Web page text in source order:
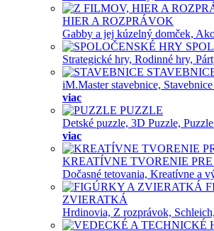
HIER A ROZPRÁVOK
Gabby a jej kúzelný domček,
Strategické hry, Rodinné hry,
iM.Master stavebnice,
viac
PUZZLE
Detské puzzle, 3D Puzzle,
viac
KREATÍVNE TVORENIE
Dočasné tetovania, Kreatívne a
ZVIERATKÁ
Hrdinovia, Z rozprávok, Schleich,